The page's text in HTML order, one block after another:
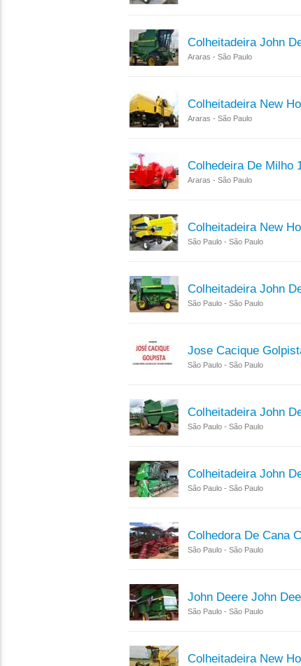
Colheitadeira John
Araras - São Paulo
Colheitadeira New
Araras - São Paulo
Colhedeira De Milho
Araras - São Paulo
Colheitadeira New
São Paulo - São Paulo
Colheitadeira John
São Paulo - São Paulo
Jose Cacique
São Paulo - São Paulo
Colheitadeira John
São Paulo - São Paulo
Colheitadeira John
São Paulo - São Paulo
Colhedora De Cana
São Paulo - São Paulo
John Deere John
São Paulo - São Paulo
Colheitadeira New